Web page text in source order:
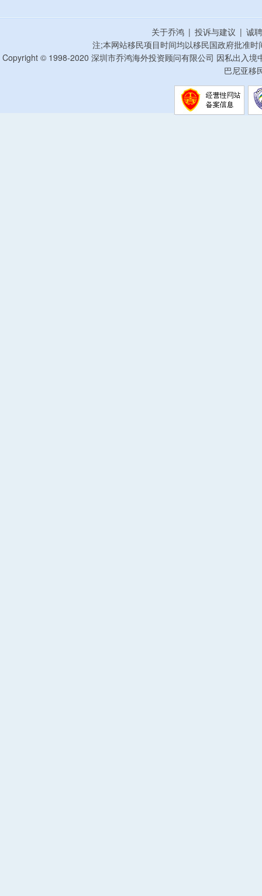
关于乔鸿 | 投诉与建议 | 诚
注;本网站移民项目时间均以移民国政府批准
Copyright © 1998-2020 深圳市乔鸿海外投资顾问有限公司 因私出入
巴尼亚移